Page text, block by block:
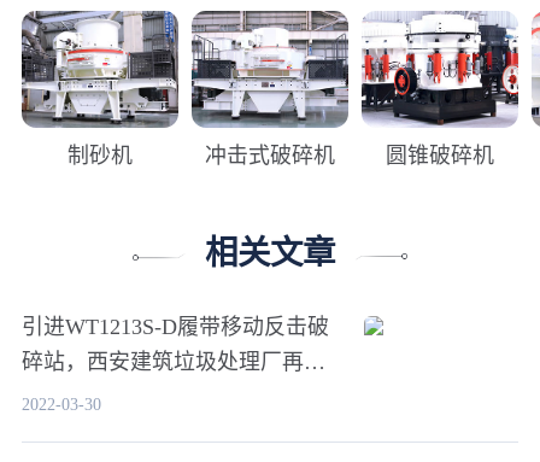
制砂机 冲击式破碎机 圆锥破碎机
相关文章
引进WT1213S-D履带移动反击破
碎站，西安建筑垃圾处理厂再迎
生产高峰
2022-03-30